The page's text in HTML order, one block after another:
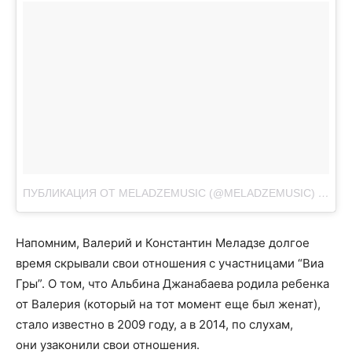
ПУБЛИКАЦИЯ ОТ MELADZEMUSIC (@MELADZEMUSIC) ЯНВ
Напомним, Валерий и Константин Меладзе долгое
время скрывали свои отношения с участницами “Виа
Гры”. О том, что Альбина Джанабаева родила ребенка
от Валерия (который на тот момент еще был женат),
стало известно в 2009 году, а в 2014, по слухам,
они узаконили свои отношения.